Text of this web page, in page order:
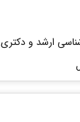
ارشد و دکتری